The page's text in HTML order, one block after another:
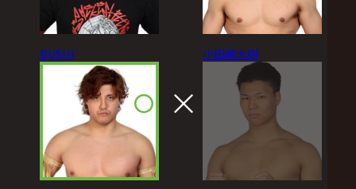
BUSHI 小田嶋大樹